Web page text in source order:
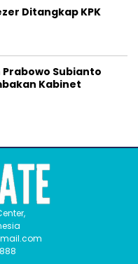
Ditangkap KPK
Subianto
Kabinet